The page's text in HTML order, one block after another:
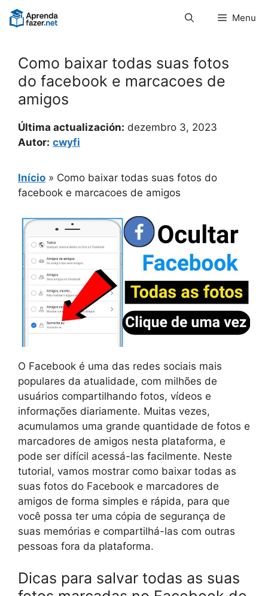
Pular
para
Menu
Como baixar todas suas fotos
do facebook e marcacoes de
amigos
Última actualización: dezembro 3, 2023
Autor: cwyfi
Início » Como baixar todas suas fotos do
facebook e marcacoes de amigos
O Facebook é uma das redes sociais mais
populares da atualidade, com milhões de
usuários compartilhando fotos, vídeos e
informações diariamente. Muitas vezes,
acumulamos uma grande quantidade de fotos e
marcadores de amigos nesta plataforma, e
pode ser difícil acessá-las facilmente. Neste
tutorial, vamos mostrar como baixar todas as
suas fotos do Facebook e marcadores de
amigos de forma simples e rápida, para que
você possa ter uma cópia de segurança de
suas memórias e compartilhá-las com outras
pessoas fora da plataforma.
Dicas para salvar todas as suas